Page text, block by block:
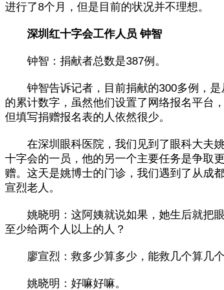
进行了8个月，但是目前的状况并不理想。
深圳红十字会工作人员 钟智
钟智：捐献者总数是387例。
钟智告诉记者，目前捐献的300多例，是
的累计数字，虽然他们设置了网络报名平台
但填写捐赠报名表的人依然很少。
在深圳眼科医院，我们见到了眼科大夫
十字会的一员，他的另一个主要任务是争取
赠。这天是姚博士的门诊，我们遇到了从成
宣烈老人。
姚晓明：这阿姨就说如果，她生后就把
至少给两个人以上的人？
廖宣烈：救多少算多少，能救几个算几
姚晓明：好嘛好嘛。